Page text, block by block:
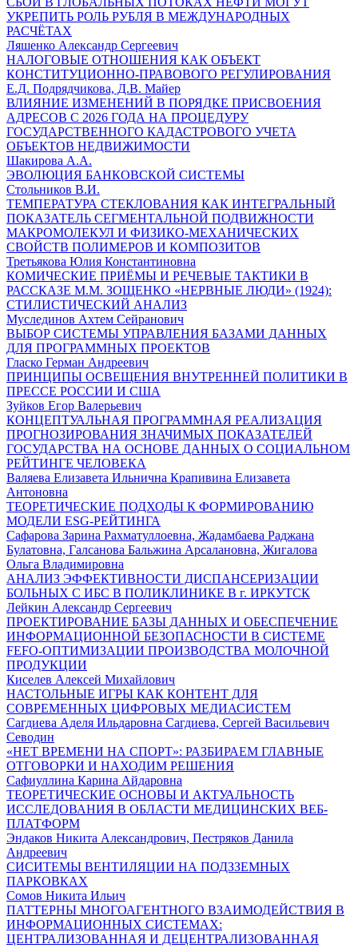
УКРЕПИТЬ РОЛЬ РУБЛЯ В МЕЖДУНАРОДНЫХ
РАСЧЁТАХ
Ляшенко Александр Сергеевич
НАЛОГОВЫЕ ОТНОШЕНИЯ КАК ОБЪЕКТ
КОНСТИТУЦИОННО-ПРАВОВОГО РЕГУЛИРОВАНИЯ
Е.Д. Подрядчикова, Д.В. Майер
ВЛИЯНИЕ ИЗМЕНЕНИЙ В ПОРЯДКЕ ПРИСВОЕНИЯ
АДРЕСОВ С 2026 ГОДА НА ПРОЦЕДУРУ
ГОСУДАРСТВЕННОГО КАДАСТРОВОГО УЧЕТА
ОБЪЕКТОВ НЕДВИЖИМОСТИ
Шакирова А.А.
ЭВОЛЮЦИЯ БАНКОВСКОЙ СИСТЕМЫ
Стольников В.И.
ТЕМПЕРАТУРА СТЕКЛОВАНИЯ КАК ИНТЕГРАЛЬНЫЙ
ПОКАЗАТЕЛЬ СЕГМЕНТАЛЬНОЙ ПОДВИЖНОСТИ
МАКРОМОЛЕКУЛ И ФИЗИКО-МЕХАНИЧЕСКИХ
СВОЙСТВ ПОЛИМЕРОВ И КОМПОЗИТОВ
Третьякова Юлия Константиновна
КОМИЧЕСКИЕ ПРИЁМЫ И РЕЧЕВЫЕ ТАКТИКИ В
РАССКАЗЕ М.М. ЗОЩЕНКО «НЕРВНЫЕ ЛЮДИ» (1924):
СТИЛИСТИЧЕСКИЙ АНАЛИЗ
Муслединов Ахтем Сейранович
ВЫБОР СИСТЕМЫ УПРАВЛЕНИЯ БАЗАМИ ДАННЫХ
ДЛЯ ПРОГРАММНЫХ ПРОЕКТОВ
Гласко Герман Андреевич
ПРИНЦИПЫ ОСВЕЩЕНИЯ ВНУТРЕННЕЙ ПОЛИТИКИ В
ПРЕССЕ РОССИИ И США
Зуйков Егор Валерьевич
КОНЦЕПТУАЛЬНАЯ ПРОГРАММНАЯ РЕАЛИЗАЦИЯ
ПРОГНОЗИРОВАНИЯ ЗНАЧИМЫХ ПОКАЗАТЕЛЕЙ
ГОСУДАРСТВА НА ОСНОВЕ ДАННЫХ О СОЦИАЛЬНОМ
РЕЙТИНГЕ ЧЕЛОВЕКА
Валяева Елизавета Ильнична Крапивина Елизавета
Антоновна
ТЕОРЕТИЧЕСКИЕ ПОДХОДЫ К ФОРМИРОВАНИЮ
МОДЕЛИ ESG-РЕЙТИНГА
Сафарова Зарина Рахматуллоевна, Жадамбаева Раджана
Булатовна, Галсанова Бальжина Арсалановна, Жигалова
Ольга Владимировна
АНАЛИЗ ЭФФЕКТИВНОСТИ ДИСПАНСЕРИЗАЦИИ
БОЛЬНЫХ С ИБС В ПОЛИКЛИНИКЕ В г. ИРКУТСК
Лейкин Александр Сергеевич
ПРОЕКТИРОВАНИЕ БАЗЫ ДАННЫХ И ОБЕСПЕЧЕНИЕ
ИНФОРМАЦИОННОЙ БЕЗОПАСНОСТИ В СИСТЕМЕ
FEFO-ОПТИМИЗАЦИИ ПРОИЗВОДСТВА МОЛОЧНОЙ
ПРОДУКЦИИ
Киселев Алексей Михайлович
НАСТОЛЬНЫЕ ИГРЫ КАК КОНТЕНТ ДЛЯ
СОВРЕМЕННЫХ ЦИФРОВЫХ МЕДИАСИСТЕМ
Сагдиева Аделя Ильдаровна Сагдиева, Сергей Васильевич
Севодин
«НЕТ ВРЕМЕНИ НА СПОРТ»: РАЗБИРАЕМ ГЛАВНЫЕ
ОТГОВОРКИ И НАХОДИМ РЕШЕНИЯ
Сафиуллина Карина Айдаровна
ТЕОРЕТИЧЕСКИЕ ОСНОВЫ И АКТУАЛЬНОСТЬ
ИССЛЕДОВАНИЯ В ОБЛАСТИ МЕДИЦИНСКИХ ВЕБ-
ПЛАТФОРМ
Эндаков Никита Александрович, Пестряков Данила
Андреевич
СИСИТЕМЫ ВЕНТИЛЯЦИИ НА ПОДЗЗЕМНЫХ
ПАРКОВКАХ
Сомов Никита Ильич
ПАТТЕРНЫ МНОГОАГЕНТНОГО ВЗАИМОДЕЙСТВИЯ В
ИНФОРМАЦИОННЫХ СИСТЕМАХ:
ЦЕНТРАЛИЗОВАННАЯ И ДЕЦЕНТРАЛИЗОВАННАЯ